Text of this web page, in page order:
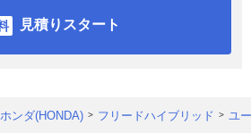
見積りスタート
ホンダ(HONDA) フリードハイブリッド ユ